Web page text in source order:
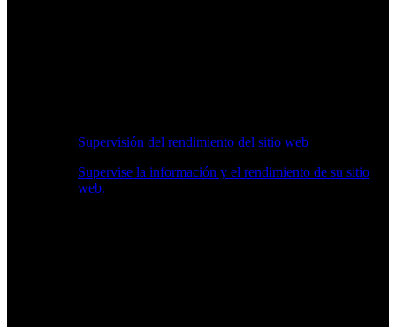
Supervisión del rendimiento del sitio web
Supervise la información y el rendimiento de su sitio
web.